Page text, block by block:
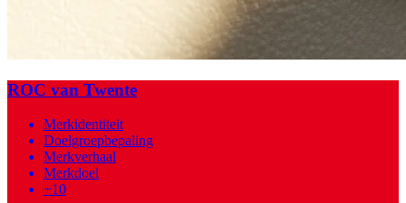
ROC van Twente
Merkidentiteit
Doelgroepbepaling
Merkverhaal
Merkdoel
+10